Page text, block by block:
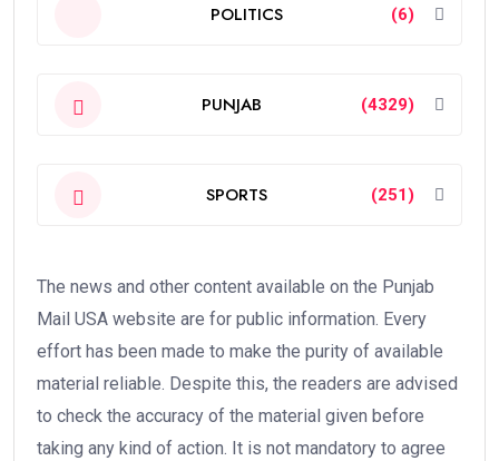
POLITICS (6)
PUNJAB (4329)
SPORTS (251)
The news and other content available on the Punjab
Mail USA website are for public information. Every
effort has been made to make the purity of available
material reliable. Despite this, the readers are advised
to check the accuracy of the material given before
taking any kind of action. It is not mandatory to agree